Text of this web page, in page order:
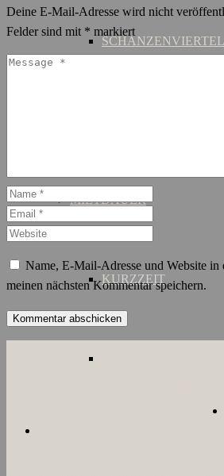
SCHANZENVIERTEL
MIETDAUER
KURZZEIT
Deine E-Mail-Adresse wird nicht
Felder sind mit * markiert
Name, E-Mail-Adresse und Website in
meinen nächsten Kommentar speichern.